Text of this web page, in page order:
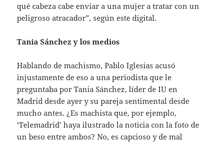
qué cabeza cabe enviar a una mujer a tratar con un
peligroso atracador”, según este digital.
Tania Sánchez y los medios
Hablando de machismo, Pablo Iglesias acusó
injustamente de eso a una periodista que le
preguntaba por Tania Sánchez, líder de IU en
Madrid desde ayer y su pareja sentimental desde
mucho antes. ¿Es machista que, por ejemplo,
‘Telemadrid’ haya ilustrado la noticia con la foto de
un beso entre ambos? No, es capcioso y de mal